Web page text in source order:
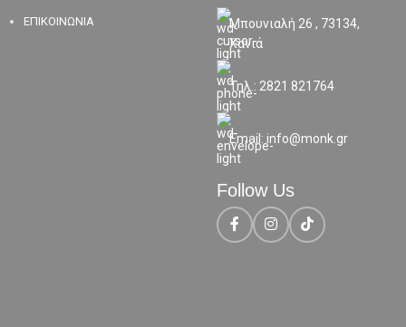
ΕΠΙΚΟΙΝΩΝΙΑ
Μπουνιαλή 26 , 73134,
Χανιά
Τηλ.: 2821 821764
Email: info@monk.gr
Follow Us